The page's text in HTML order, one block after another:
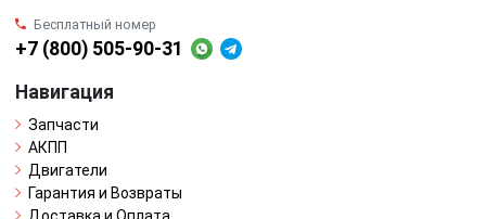
Бесплатный номер
+7 (800) 505-90-31
Навигация
Запчасти
АКПП
Двигатели
Гарантия и Возвраты
Доставка и Оплата